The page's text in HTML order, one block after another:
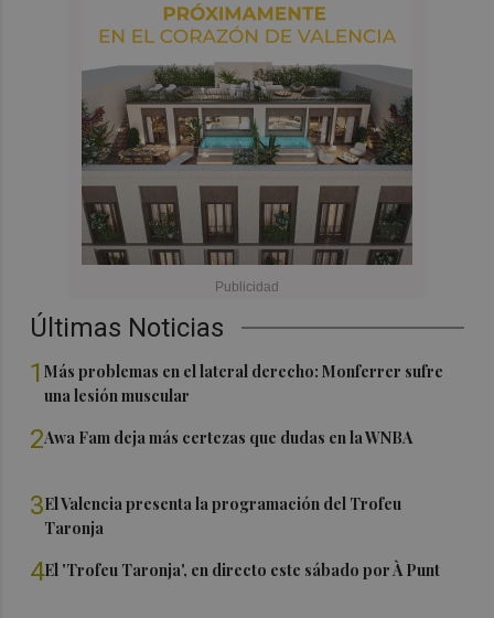
Últimas Noticias
1Más problemas en el lateral derecho: Monferrer sufre
una lesión muscular
2Awa Fam deja más certezas que dudas en la WNBA
3El Valencia presenta la programación del Trofeu
Taronja
4El 'Trofeu Taronja', en directo este sábado por À Punt